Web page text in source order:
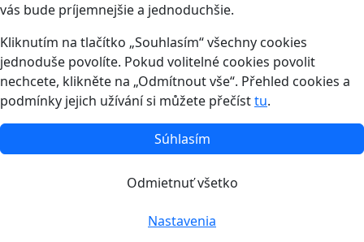
vás bude príjemnejšie a jednoduchšie.
Kliknutím na tlačítko „Souhlasím“ všechny cookies
jednoduše povolíte. Pokud volitelné cookies povolit
nechcete, klikněte na „Odmítnout vše“. Přehled cookies a
podmínky jejich užívání si můžete přečísttu.
Súhlasím
Odmietnuť všetko
Nastavenia